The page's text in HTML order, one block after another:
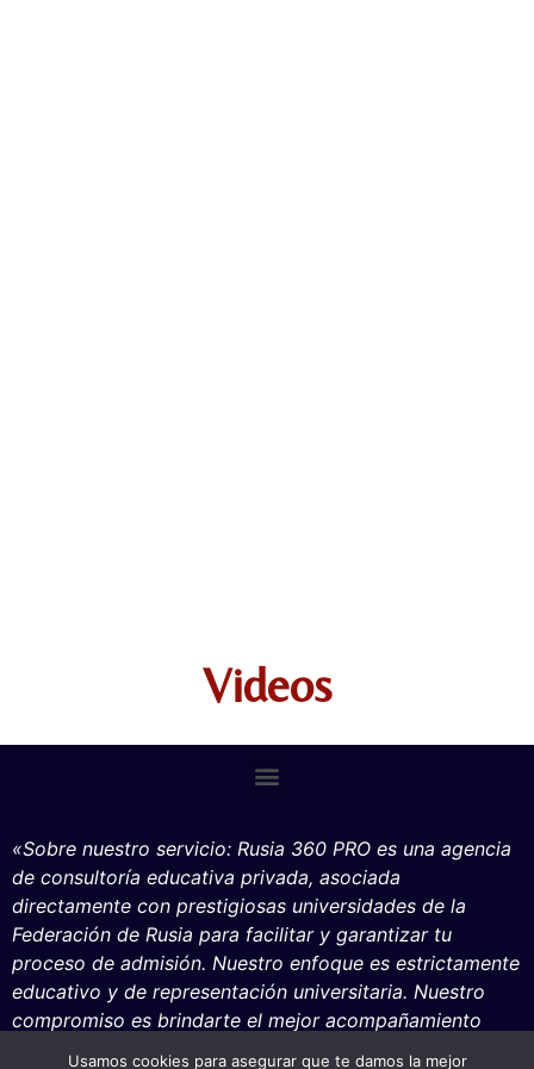
Videos
«Sobre nuestro servicio: Rusia 360 PRO es una agencia
de consultoría educativa privada, asociada
directamente con prestigiosas universidades de la
Federación de Rusia para facilitar y garantizar tu
proceso de admisión. Nuestro enfoque es estrictamente
educativo y de representación universitaria. Nuestro
compromiso es brindarte el mejor acompañamiento
Usamos cookies para asegurar que te damos la mejor